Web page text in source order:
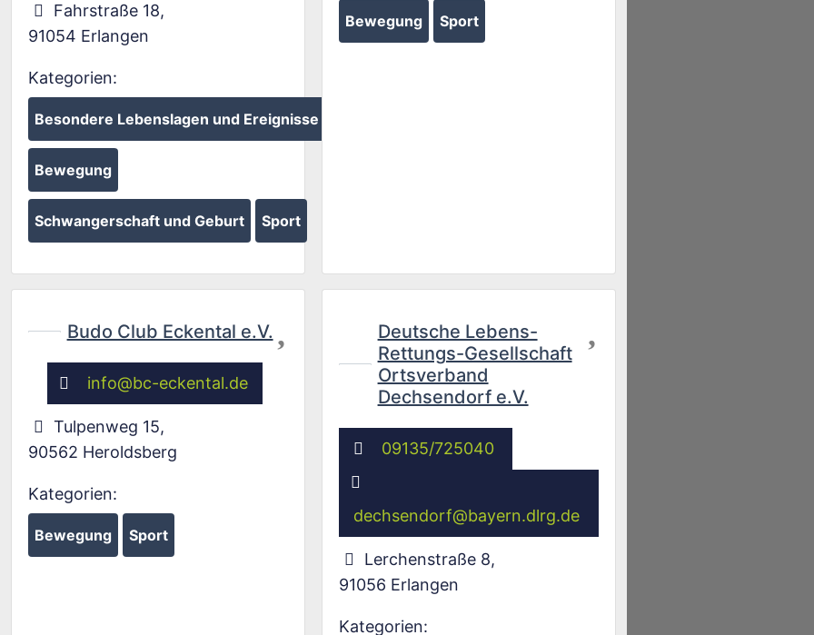
Fahrstraße 18,
91054 Erlangen
Kategorien:
Besondere Lebenslagen und Ereignisse
Bewegung
Schwangerschaft und Geburt Sport
Bewegung Sport
Budo Club Eckental e.V.
info@bc-eckental.de
Tulpenweg 15,
90562 Heroldsberg
Kategorien:
Bewegung Sport
Deutsche Lebens-
Rettungs-Gesellschaft
Ortsverband
Dechsendorf e.V.
09135/725040
dechsendorf@bayern.dlrg.de
Lerchenstraße 8,
91056 Erlangen
Kategorien: